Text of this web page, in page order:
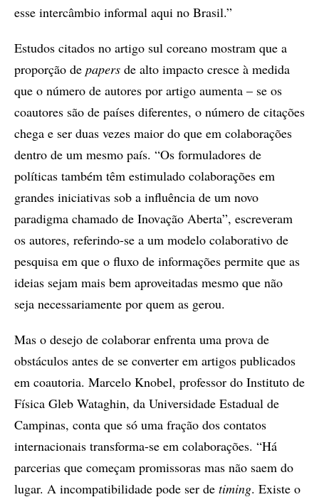
esse intercâmbio informal aqui no Brasil.”
Estudos citados no artigo sul coreano mostram que a
proporção de papers de alto impacto cresce à medida
que o número de autores por artigo aumenta – se os
coautores são de países diferentes, o número de citações
chega e ser duas vezes maior do que em colaborações
dentro de um mesmo país. “Os formuladores de
políticas também têm estimulado colaborações em
grandes iniciativas sob a influência de um novo
paradigma chamado de Inovação Aberta”, escreveram
os autores, referindo-se a um modelo colaborativo de
pesquisa em que o fluxo de informações permite que as
ideias sejam mais bem aproveitadas mesmo que não
seja necessariamente por quem as gerou.
Mas o desejo de colaborar enfrenta uma prova de
obstáculos antes de se converter em artigos publicados
em coautoria. Marcelo Knobel, professor do Instituto de
Física Gleb Wataghin, da Universidade Estadual de
Campinas, conta que só uma fração dos contatos
internacionais transforma-se em colaborações. “Há
parcerias que começam promissoras mas não saem do
lugar. A incompatibilidade pode ser de timing. Existe o